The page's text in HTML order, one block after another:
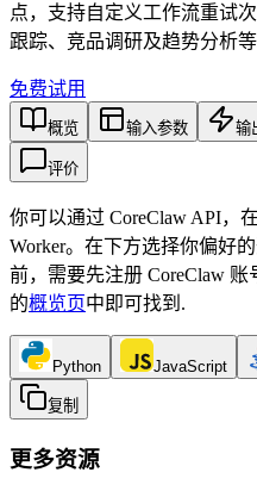
点，支持自定义工作流重试
跟踪、竞品调研及趋势分析等
免费试用
概览 输入参数 输
评价
你可以通过 CoreClaw API，
Worker。在下方选择你偏好
前，需要先注册 CoreClaw
的概览页中即可找到 .
Python JavaScript
复制
更多资源